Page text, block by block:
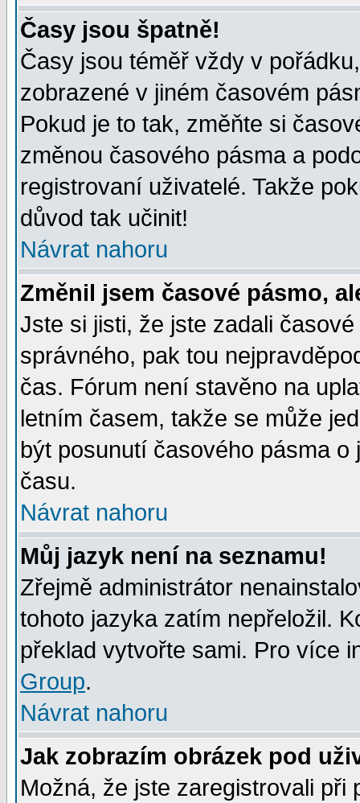
Časy jsou špatně!
Časy jsou téměř vždy v
zobrazené v jiném časovém
Pokud je to tak, změňte si
změnou časového pásma a
registrovaní uživatelé. Takže
důvod tak učinit!
Návrat nahoru
Změnil jsem časové pásmo,
Jste si jisti, že jste zadali
správného, pak tou
čas. Fórum není stavěno na
letním časem, takže se může
být posunutí časového pásma
času.
Návrat nahoru
Můj jazyk není na seznamu!
Zřejmě administrátor
tohoto jazyka zatím nepřeložil.
překlad vytvořte sami. Pro více
Group.
Návrat nahoru
Jak zobrazím obrázek pod
Možná, že jste zaregistrovali